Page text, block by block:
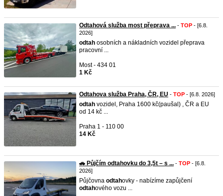
Odtahová služba most přeprava ... - TOP - [6.8.
2026]
odtah osobních a nákladních vozidel přeprava
pracovní ...
Most - 434 01
1 Kč
Odtahova služba Praha, ČR, EU - TOP - [6.8. 2026]
odtah vozidel, Praha 1600 kč(paušal) , ČR a EU
od 14 kč ...
Praha 1 - 110 00
14 Kč
🚗 Půjčím odtahovku do 3,5t – s ... - TOP - [6.8.
2026]
Půjčovna odtahovky - nabízíme zapůjčení
odtahového vozu ...